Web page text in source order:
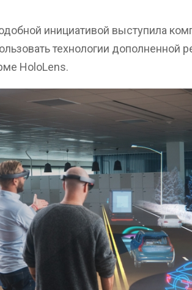
инициативой выступила
технологии дополненной
HoloLens.